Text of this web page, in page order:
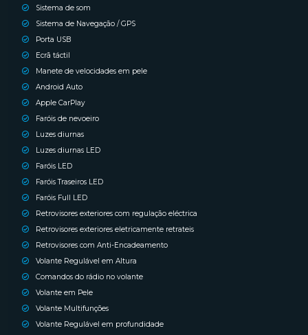
Sistema de som
Sistema de Navegação / GPS
Porta USB
Ecrã táctil
Manete de velocidades em pele
Android Auto
Apple CarPlay
Faróis de nevoeiro
Luzes diurnas
Luzes diurnas LED
Faróis LED
Faróis Traseiros LED
Faróis Full LED
Retrovisores exteriores com regulação eléctrica
Retrovisores exteriores eletricamente retrateis
Retrovisores com Anti-Encadeamento
Volante Regulável em Altura
Comandos do rádio no volante
Volante em Pele
Volante Multifunções
Volante Regulável em profundidade